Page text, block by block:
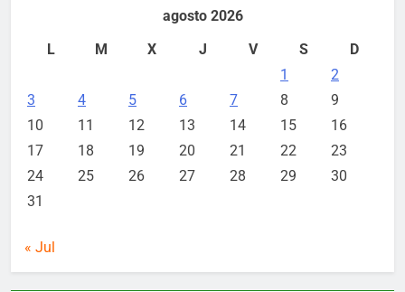
agosto 2026
L
M X J V S
D
1
2
3
4 5 6 7 8
9
10
11 12 13 14 15
16
17
18 19 20 21 22
23
24
25 26 27 28 29
30
31
« Jul